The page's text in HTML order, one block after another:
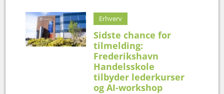
Erhverv
Sidste chance for
tilmelding:
Frederikshavn
Handelsskole
tilbyder lederkurser
og AI-workshop